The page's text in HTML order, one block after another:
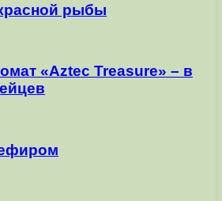
рыбы
«Aztec Treasure» – в